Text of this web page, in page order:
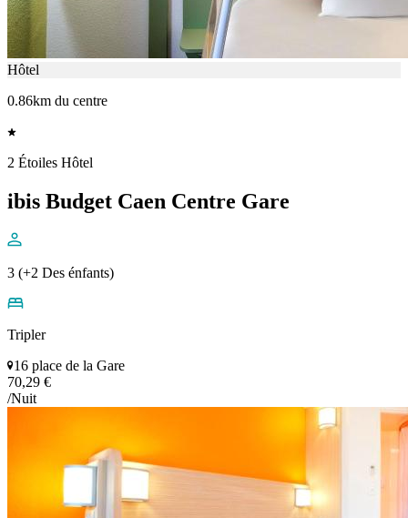
Hôtel
0.86km du centre
2 Étoiles Hôtel
ibis Budget Caen Centre Gare
3 (+2 Des énfants)
Tripler
16 place de la Gare
70,29 €
/Nuit